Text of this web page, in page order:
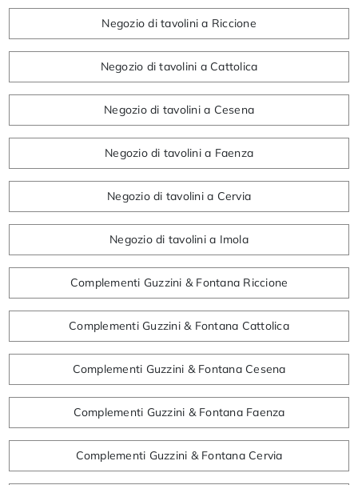
Negozio di tavolini a Riccione
Negozio di tavolini a Cattolica
Negozio di tavolini a Cesena
Negozio di tavolini a Faenza
Negozio di tavolini a Cervia
Negozio di tavolini a Imola
Complementi Guzzini & Fontana Riccione
Complementi Guzzini & Fontana Cattolica
Complementi Guzzini & Fontana Cesena
Complementi Guzzini & Fontana Faenza
Complementi Guzzini & Fontana Cervia